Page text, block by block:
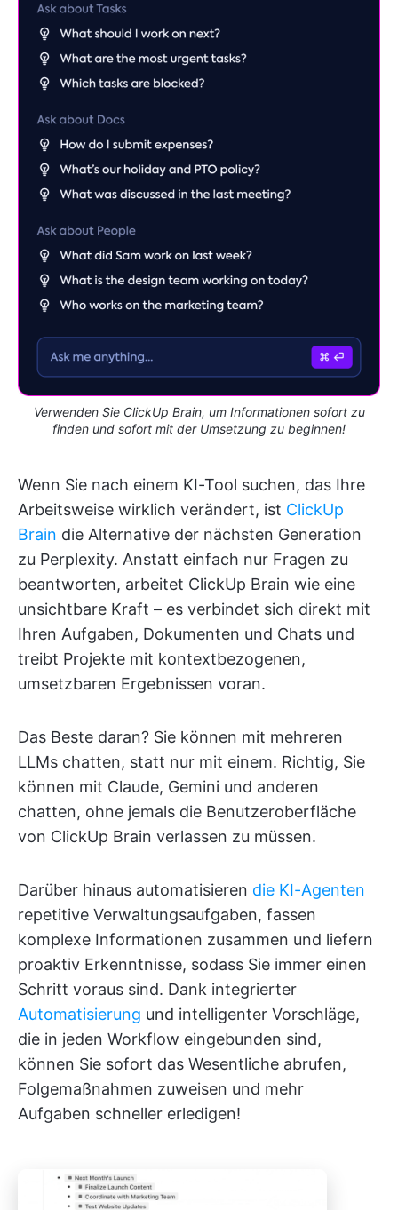
Verwenden Sie ClickUp Brain, um Informationen sofort zu
finden und sofort mit der Umsetzung zu beginnen!
Wenn Sie nach einem KI-Tool suchen, das Ihre
Arbeitsweise wirklich verändert, ist ClickUp
Brain die Alternative der nächsten Generation
zu Perplexity. Anstatt einfach nur Fragen zu
beantworten, arbeitet ClickUp Brain wie eine
unsichtbare Kraft – es verbindet sich direkt mit
Ihren Aufgaben, Dokumenten und Chats und
treibt Projekte mit kontextbezogenen,
umsetzbaren Ergebnissen voran.
Das Beste daran? Sie können mit mehreren
LLMs chatten, statt nur mit einem. Richtig, Sie
können mit Claude, Gemini und anderen
chatten, ohne jemals die Benutzeroberfläche
von ClickUp Brain verlassen zu müssen.
Darüber hinaus automatisieren die KI-Agenten
repetitive Verwaltungsaufgaben, fassen
komplexe Informationen zusammen und liefern
proaktiv Erkenntnisse, sodass Sie immer einen
Schritt voraus sind. Dank integrierter
Automatisierung und intelligenter Vorschläge,
die in jeden Workflow eingebunden sind,
können Sie sofort das Wesentliche abrufen,
Folgemaßnahmen zuweisen und mehr
Aufgaben schneller erledigen!